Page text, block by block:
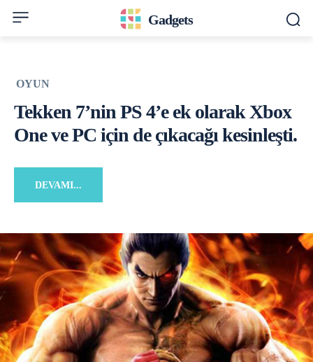
Gadgets
OYUN
Tekken 7’nin PS 4’e ek olarak Xbox
One ve PC için de çıkacağı kesinleşti.
DEVAMI...